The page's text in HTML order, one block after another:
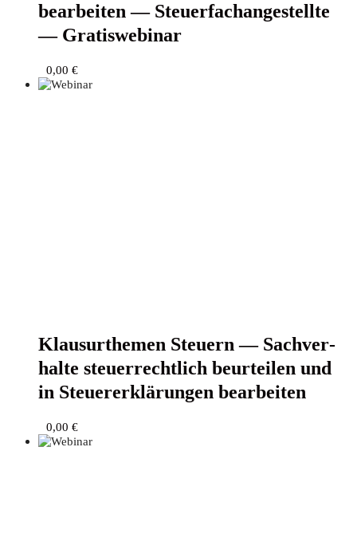
bear­bei­ten — Steu­er­fach­an­ge­stell­te
— Gratiswebinar
0,00 €
Klau­sur­the­men Steu­ern — Sach­ver­
hal­te steu­er­recht­lich beur­tei­len und
in Steu­er­erklä­run­gen bearbeiten
0,00 €